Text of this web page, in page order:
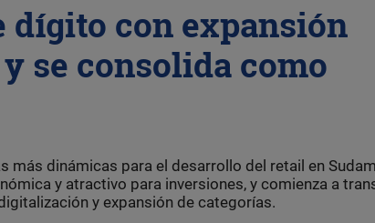
dígito con expansión
se consolida como
más dinámicas para el desarrollo del retail en
y atractivo para inversiones, y comienza a
y expansión de categorías.